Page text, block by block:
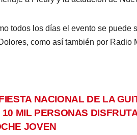
todos los días el evento se puede
como así también por Radio
NACIONAL DE LA
10 MIL PERSONAS
JOVEN